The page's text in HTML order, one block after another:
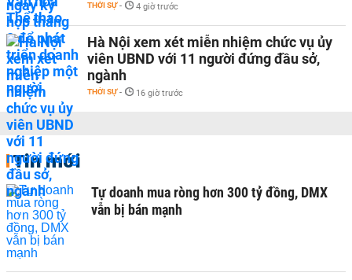
THỜI SỰ - 4 giờ trước
Hà Nội xem xét miễn nhiệm chức vụ ủy
viên UBND với 11 người đứng đầu sở,
ngành
THỜI SỰ - 16 giờ trước
Tin mới
Tự doanh mua ròng hơn 300 tỷ đồng, DMX
vẫn bị bán mạnh